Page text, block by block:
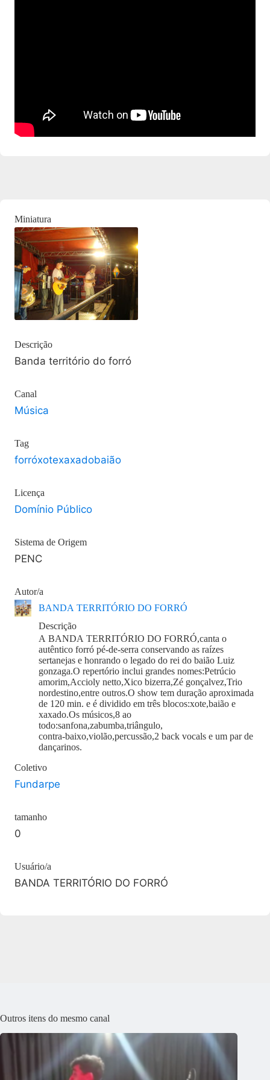
Miniatura
Descrição
Banda território do forró
Canal
Música
Tag
forróxotexaxadobaião
Licença
Domínio Público
Sistema de Origem
PENC
Autor/a
BANDA TERRITÓRIO DO FORRÓ
Descrição
A BANDA TERRITÓRIO DO FORRÓ,canta o
autêntico forró pé-de-serra conservando as raízes
sertanejas e honrando o legado do rei do baião Luiz
gonzaga.O repertório inclui grandes nomes:Petrúcio
amorim,Accioly netto,Xico bizerra,Zé gonçalvez,Trio
nordestino,entre outros.O show tem duração aproximada
de 120 min. e é dividido em três blocos:xote,baião e
xaxado.Os músicos,8 ao
todo:sanfona,zabumba,triângulo,
contra-baixo,violão,percussão,2 back vocals e um par de
dançarinos.
Coletivo
Fundarpe
tamanho
0
Usuário/a
BANDA TERRITÓRIO DO FORRÓ
Outros itens do mesmo canal